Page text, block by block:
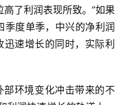
了利润表现所致。”如果
度单季，中兴的净利润
速增长的同时，实际利
环境变化冲击带来的不